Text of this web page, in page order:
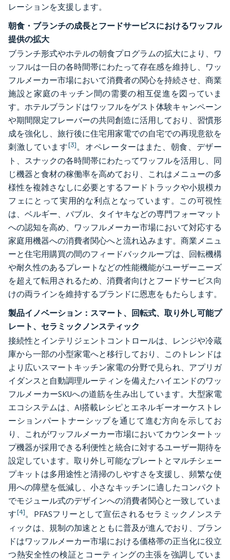
レーションを支援します。
朝食・ブランチの成長とフードサービスにおけるワッフル
提供の拡大
ブランチ形式やホテルの朝食プログラムの拡大により、ワ
ッフルは一日の各時間帯にわたって存在感を維持し、ワッ
フルメーカー市場において消費者の関心を持続させ、商業
施設と家庭のキッチン間の需要の相互促進を図っていま
す。ホテルブランドはワッフルをゲスト体験キャンペーン
や期間限定フレーバーの共同創造に活用しており、習慣形
成を強化し、旅行後に住宅用家電での自宅での再現意欲を
刺激しています[3]。オペレーターはまた、朝食、デザー
ト、スナックの各時間帯にわたってワッフルを活用し、同
じ機器と食材の稼働率を高めており、これはメニューの多
様性を複雑さなしに必要とするフードトラックや小規模カ
フェにとって実用的な利点となっています。この可視性
は、ベルギー、バブル、タイヤキなどの専門フォーマット
への認知を高め、ワッフルメーカー市場において対応する
家庭用機器への消費者関心へと流れ込みます。商業メニュ
ーと住宅用購買の間のフィードバックループは、回転機構
や耐久性のあるプレートなどの性能機能がユーザーニーズ
を超えて転用されるため、消費者向けとフードサービス向
けの両ラインを維持するブランドに恩恵をもたらします。
製品イノベーション：スマート、回転式、取り外し可能プ
レート、セラミックノンスティック
接続性とインテリジェントコントロールは、レンジや冷蔵
庫から一部の小型家電へと移行しており、このトレンドは
より広いスマートキッチン家電の分野で見られ、アプリガ
イダンスと自動調理ルーティンを備えたハイエンドのワッ
フルメーカーSKUへの道筋を生み出しています。大型家電
エコシステムは、AI搭載レシピとエネルギーオーケストレ
ーションパートナーシップを通じて進む方向を示してお
り、これがワッフルメーカー市場においてカウンタートッ
プ機器が採用できる利便性と統合に対するユーザー期待を
設定しています。取り外し可能なプレートとマルチシェー
プキットは多用途性と清掃のしやすさを支援し、頻繁な使
用への障壁を低減し、小さなキッチンに適したコンパクト
でモジュール式のデザインへの消費者関心と一致していま
す[4]。PFASフリーとして宣伝されるセラミックノンステ
ィックは、規制の加速とともに普及が進んでおり、ブラン
ドはワッフルメーカー市場における価格帯の正当化に役立
つ熱安全性の検証とコーティングの主張を強調していま